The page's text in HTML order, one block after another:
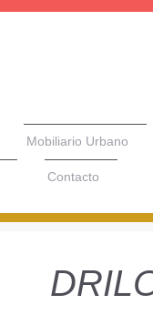
Mobiliario Urbano
Contacto